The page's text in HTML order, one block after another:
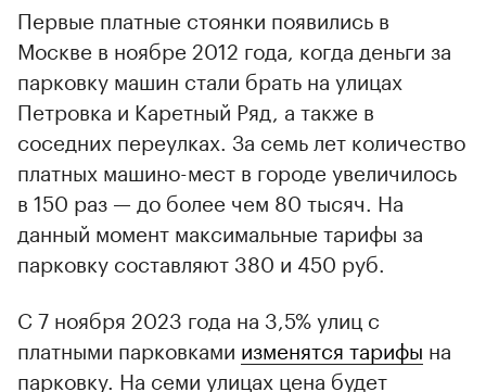
Первые платные стоянки появились в
Москве в ноябре 2012 года, когда деньги за
парковку машин стали брать на улицах
Петровка и Каретный Ряд, а также в
соседних переулках. За семь лет количество
платных машино-мест в городе увеличилось
в 150 раз — до более чем 80 тысяч. На
данный момент максимальные тарифы за
парковку составляют 380 и 450 руб.
С 7 ноября 2023 года на 3,5% улиц с
платными парковками изменятся тарифы на
парковку. На семи улицах цена будет